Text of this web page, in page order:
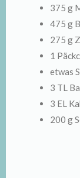
375 g
475 g
275 g
1
etwas
3 TL
3 EL
200 g